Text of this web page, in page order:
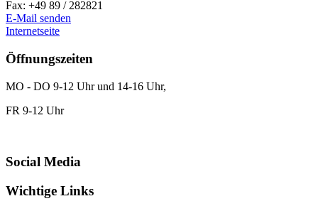
Fax: +49 89 / 282821
E-Mail senden
Internetseite
Öffnungszeiten
MO - DO 9-12 Uhr und 14-16 Uhr,
FR 9-12 Uhr
Social Media
Wichtige Links